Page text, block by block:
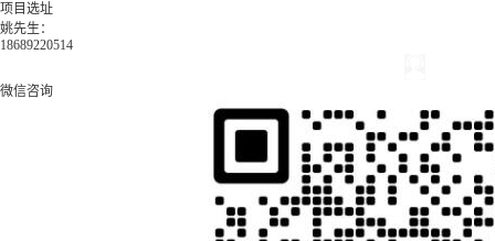
项目选址
姚先生：
18689220514
微信咨询